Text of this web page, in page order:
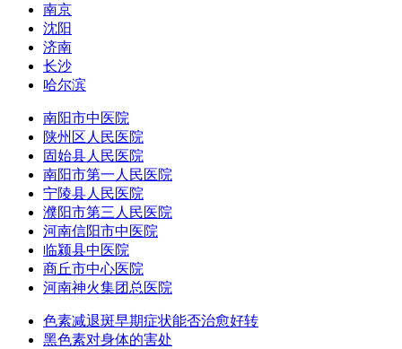
南京
沈阳
济南
长沙
哈尔滨
南阳市中医院
陕州区人民医院
固始县人民医院
南阳市第一人民医院
宁陵县人民医院
濮阳市第三人民医院
河南信阳市中医院
临颍县中医院
商丘市中心医院
河南神火集团总医院
色素减退斑早期症状能否治愈好转
黑色素对身体的害处